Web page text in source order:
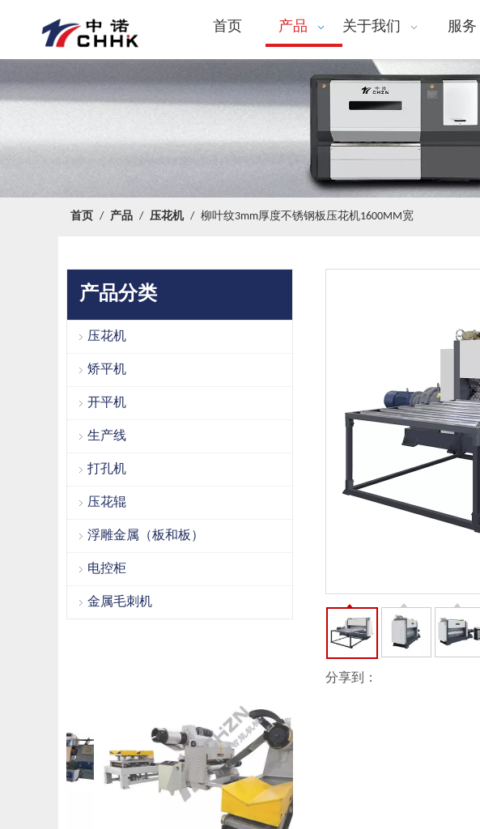
首页 产品 关于我们 服务
首页 / 产品 / 压花机 / 柳叶纹3mm厚度不锈钢板压花机1600MM宽
产品分类
压花机
矫平机
开平机
生产线
打孔机
压花辊
浮雕金属（板和板）
电控柜
金属毛刺机
分享到：